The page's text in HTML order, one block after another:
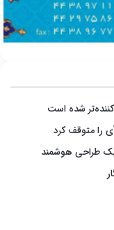
شده است
را متوقف کرد